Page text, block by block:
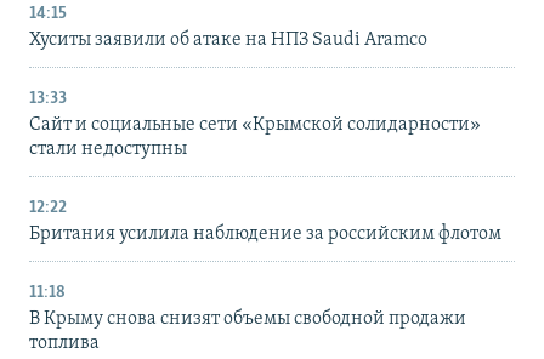
14:15
Хуситы заявили об атаке на НПЗ Saudi Aramco
13:33
Сайт и социальные сети «Крымской солидарности»
стали недоступны
12:22
Британия усилила наблюдение за российским флотом
11:18
В Крыму снова снизят объемы свободной продажи
топлива